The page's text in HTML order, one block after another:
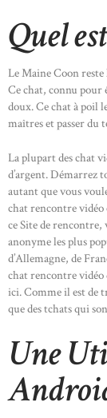
Quel
Le Maine Coon reste
Ce chat, connu pour
doux. Ce chat à poil
maîtres et passer du
La plupart des chat
d’argent. Démarrez
autant que vous
chat rencontre vidéo
ce Site de
anonyme les plus
d’Allemagne, de
chat rencontre vidéo
ici. Comme il est de
que des tchats qui
Une